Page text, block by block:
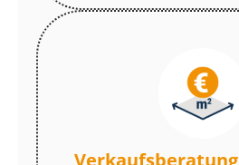
Ver­kaufs­be­ra­tung